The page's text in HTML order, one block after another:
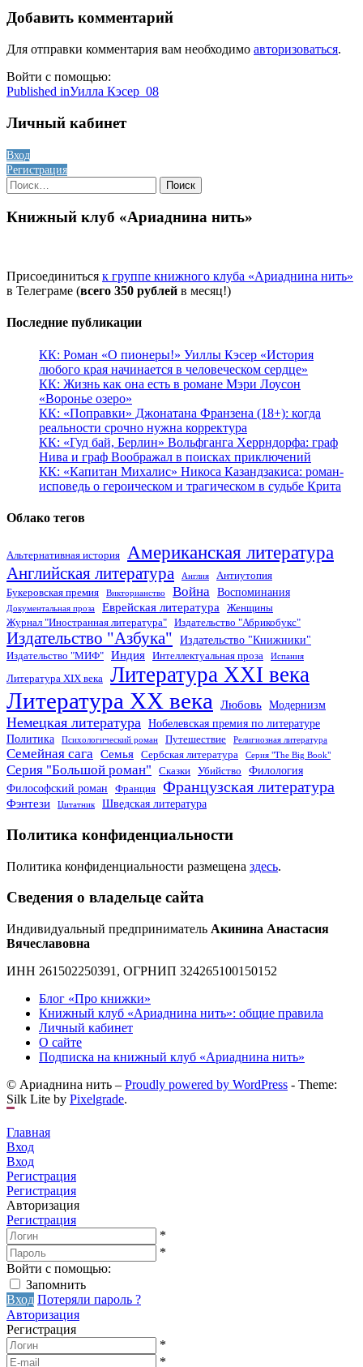
Добавить комментарий
Для отправки комментария вам необходимо авторизоваться.
Войти с помощью:
Навигация
по
Published inУилла Кэсер_08
Личный кабинет
Вход
Регистрация
Найти:
Книжный клуб «Ариаднина нить»
Присоединиться к группе книжного клуба «Ариаднина нить»
в Телеграме (всего 350 рублей в месяц!)
Последние публикации
КК: Роман «О пионеры!» Уиллы Кэсер «История
любого края начинается в человеческом сердце»
КК: Жизнь как она есть в романе Мэри Лоусон
«Воронье озеро»
КК: «Поправки» Джонатана Франзена (18+): когда
реальности срочно нужна корректура
КК: «Гуд бай, Берлин» Вольфганга Херрндорфа: граф
Нива и граф Воображал в поисках приключений
КК: «Капитан Михалис» Никоса Казандзакиса: роман-
исповедь о героическом и трагическом в судьбе Крита
Облако тегов
Альтернативная история Американская литература
Английская литература Англия
Антиутопия
Букеровская премия
Викторианство Война Воспоминания
Документальная проза Еврейская литература
Женщины
Журнал "Иностранная литература"
Издательство "Абрикобукс"
Издательство "Азбука" Издательство "Книжники"
Издательство "МИФ" Индия Интеллектуальная проза Испания
Литература XIX века Литература XXI века
Литература XX века Любовь Модернизм
Немецкая литература Нобелевская премия по литературе
Политика
Психологический роман Путешествие Религиозная литература
Семейная сага Семья Сербская литература Серия "The Big Book"
Серия "Большой роман" Сказки Убийство
Филология
Философский роман
Франция Французская литература
Фэнтези Цитатник Шведская литература
Политика конфиденциальности
Политика конфиденциальности размещена здесь.
Сведения о владельце сайта
Индивидуальный предприниматель Акинина Анастасия
Вячеславовна
ИНН 261502250391, ОГРНИП 324265100150152
Блог «Про книжки»
Книжный клуб «Ариаднина нить»: общие правила
Личный кабинет
О сайте
Подписка на книжный клуб «Ариаднина нить»
© Ариаднина нить – Proudly powered by WordPress - Theme:
Silk Lite by Pixelgrade.
Главная
Вход
Вход
Регистрация
Регистрация
Авторизация
Регистрация
*
*
Войти с помощью:
Запомнить
Вход Потеряли пароль ?
Авторизация
Регистрация
*
*